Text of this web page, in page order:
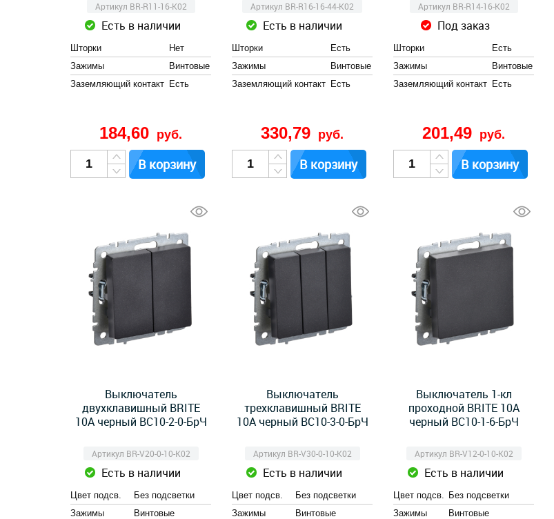
Артикул BR-R11-16-K02
Есть в наличии
Шторки
Нет
Зажимы
Винтовые
Заземляющий контакт Есть
184,60 руб.
В корзину
Артикул BR-R16-16-44-K02
Есть в наличии
Шторки
Есть
Зажимы
Винтовые
Заземляющий контакт Есть
330,79 руб.
В корзину
Артикул BR-R14-16-K02
Под заказ
Шторки
Есть
Зажимы
Винтовые
Заземляющий контакт Есть
201,49 руб.
В корзину
Выключатель
двухклавишный BRITE
10А черный ВС10-2-0-БрЧ
Артикул BR-V20-0-10-K02
Есть в наличии
Цвет подсв.
Без подсветки
Зажимы
Винтовые
Выключатель
трехклавишный BRITE
10А черный ВС10-3-0-БрЧ
Артикул BR-V30-0-10-K02
Есть в наличии
Цвет подсв.
Без подсветки
Зажимы
Винтовые
Выключатель 1-кл
проходной BRITE 10А
черный ВС10-1-6-БрЧ
Артикул BR-V12-0-10-K02
Есть в наличии
Цвет подсв. Без подсветки
Зажимы
Винтовые